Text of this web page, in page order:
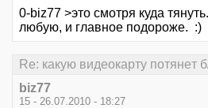
0-biz77 >это смотря куда
любую, и главное подороже. :)
Re: кaкую видeокaрту потянeт
biz77
15 - 26.07.2010 - 18:27